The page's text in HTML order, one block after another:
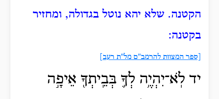
הקטנה. שלא יהא נוטל בגדולה, ומחזיר
בקטנה:
[ספר המצוות להרמב"ם מל"ת רעב]
יד לֹֽא־יִהְיֶ֥ה לְךָ֛ בְּבֵֽיתְךָ֖ אֵיפָ֣ה